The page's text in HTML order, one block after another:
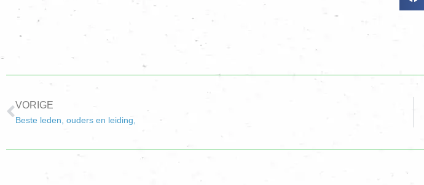
VORIGE
Beste leden, ouders en leiding,